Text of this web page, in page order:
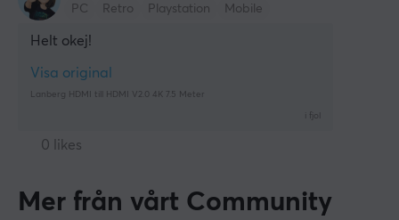
PC
Retro Playstation Mobile
Helt okej!
Visa original
Lanberg HDMI till HDMI V2.0 4K 7.5 Meter
0 likes
Mer från vårt Community